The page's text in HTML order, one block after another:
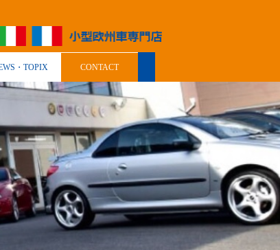
・TOPIX CONTACT